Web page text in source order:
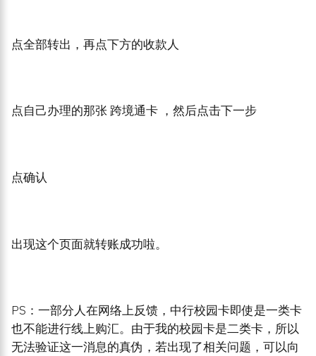
点全部转出，再点下方的收款人
点自己办理的那张 跨境通卡 ，然后点击下一步
点确认
出现这个页面就转账成功啦。
PS：一部分人在网络上反馈，中行校园卡即使是一类卡
也不能进行线上购汇。由于我的校园卡是二类卡，所以
无法验证这一消息的真伪，若出现了相关问题，可以向